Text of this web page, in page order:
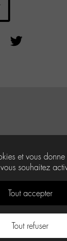
et vous
souhaitez
Tout accepter
Tout refuser